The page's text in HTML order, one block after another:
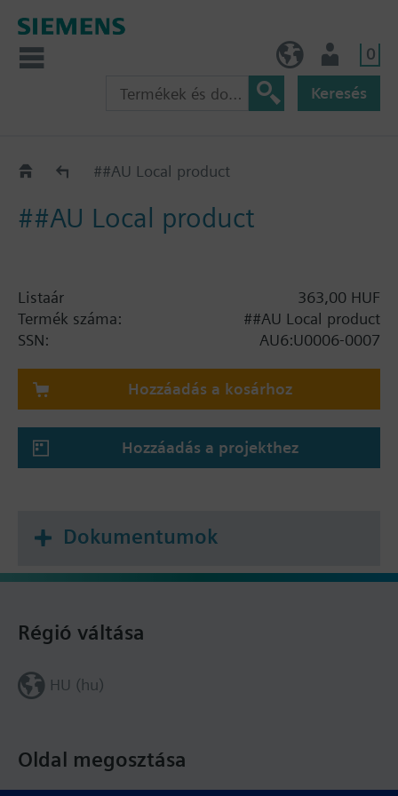
0
Keresés
Katalógus##AU Local product
##AU Local product
Listaár
363,00 HUF
Termék száma:
##AU Local product
SSN:
AU6:U0006-0007
Hozzáadás a kosárhoz
Hozzáadás a projekthez
Dokumentumok
Oldal megosztása
Régió váltása
HU (hu)